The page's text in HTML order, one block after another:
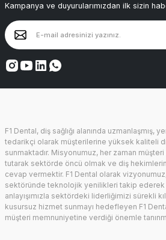
Kampanya ve duyurularımızdan ilk sizin
F1 Dental, diş sağlığı alanında uzmanlaşmış,
tedarikçi olarak müşterilerine yüksek kaliteli
sunmaktadır. Misyonumuz, her zaman
tutarak sektörde öncü olmak ve diş
cevap vermektir. F1 Dental olarak
sektöründe teknolojik yenilikleri takip ederek
anlayışımızla sektördeki liderliğimizi sürekli
kusursuz hizmet sunmayı hedefleyen F1
müşteri memnuniyetine verdiği önemle